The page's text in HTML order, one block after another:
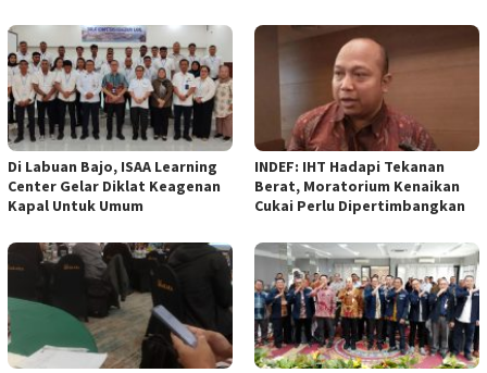
Di Labuan Bajo, ISAA Learning
Center Gelar Diklat Keagenan
Kapal Untuk Umum
INDEF: IHT Hadapi Tekanan
Berat, Moratorium Kenaikan
Cukai Perlu Dipertimbangkan